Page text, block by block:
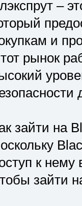
–
и
рынок
зайти на
к нему
зайти